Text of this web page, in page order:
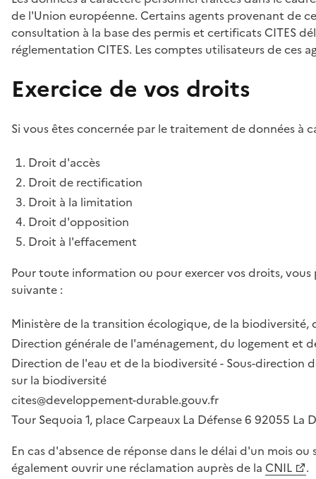
de l'Union européenne. Certains agents provenant de
consultation à la base des permis et certificats CITES
réglementation CITES. Les comptes utilisateurs de ces
Exercice de vos droits
Si vous êtes concernée par le traitement de données à
Droit d'accès
Droit de rectification
Droit à la limitation
Droit d'opposition
Droit à l'effacement
Pour toute information ou pour exercer vos droits,
suivante :
Ministère de la transition écologique, de la biodiversité,
Direction générale de l'aménagement, du logement et
Direction de l'eau et de la biodiversité - Sous-direction
sur la biodiversité
cites@developpement-durable.gouv.fr
Tour Sequoia 1, place Carpeaux La Défense 6 92055 La
En cas d'absence de réponse dans le délai d'un mois
également ouvrir une réclamation auprès de la CNIL .